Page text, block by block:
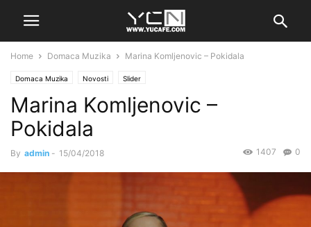
Home Domaca Muzika Marina Komljenovic – Pokidala
Domaca Muzika Novosti Slider
Marina Komljenovic –
Pokidala
By admin - 15/04/2018 0
1407